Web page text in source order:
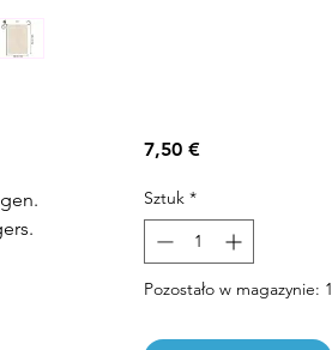
7,50 €Cena
Sztuk *
Pozostało w magazynie: 1